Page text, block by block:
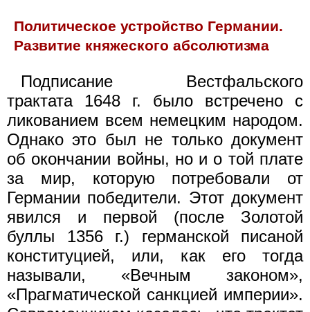
Политическое устройство Германии.
Развитие княжеского абсолютизма
Подписание Вестфальского
трактата 1648 г. было встречено с
ликованием всем немецким народом.
Однако это был не только документ
об окончании войны, но и о той плате
за мир, которую потребовали от
Германии победители. Этот документ
явился и первой (после Золотой
буллы 1356 г.) германской писаной
конституцией, или, как его тогда
называли, «Вечным законом»,
«Прагматической санкцией империи».